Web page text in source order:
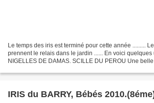
Le temps des iris est terminé pour cette année .........
prennent le relais dans le jardin ...... En voici quelques
NIGELLES DE DAMAS. SCILLE DU PEROU Une
IRIS du BARRY, Bébés